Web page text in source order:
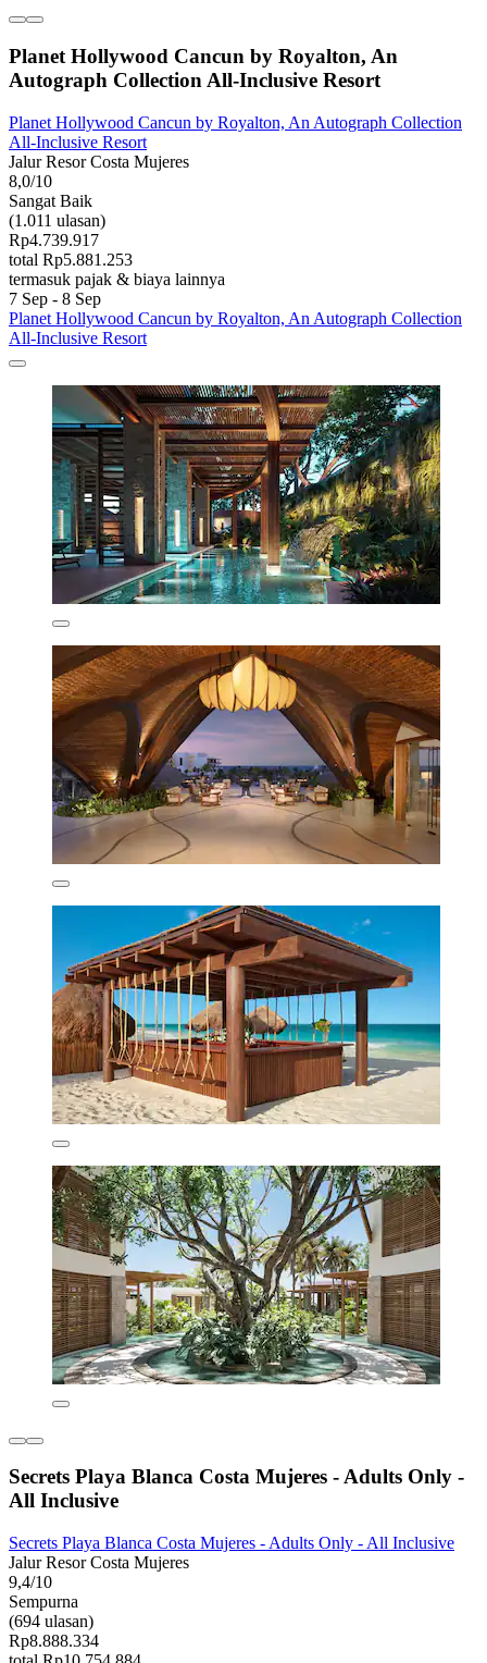
Planet Hollywood Cancun by Royalton, An
Autograph Collection All-Inclusive Resort
Planet Hollywood Cancun by Royalton, An Autograph Collection
All-Inclusive Resort
Jalur Resor Costa Mujeres
8,0/10
Sangat Baik
(1.011 ulasan)
Rp4.739.917
total Rp5.881.253
termasuk pajak & biaya lainnya
7 Sep - 8 Sep
Planet Hollywood Cancun by Royalton, An Autograph Collection
All-Inclusive Resort
Secrets Playa Blanca Costa Mujeres - Adults Only -
All Inclusive
Secrets Playa Blanca Costa Mujeres - Adults Only - All Inclusive
Jalur Resor Costa Mujeres
9,4/10
Sempurna
(694 ulasan)
Rp8.888.334